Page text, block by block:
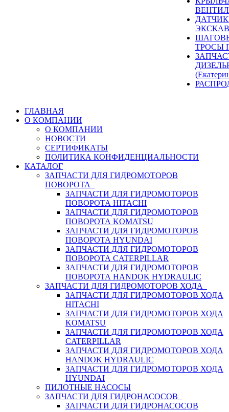
ТРОСЫ
ГЛАВНАЯ
О КОМПАНИИ
О КОМПАНИИ
НОВОСТИ
СЕРТИФИКАТЫ
ПОЛИТИКА КОНФИДЕНЦИАЛЬНОСТИ
КАТАЛОГ
ЗАПЧАСТИ ДЛЯ ГИДРОМОТОРОВ
ПОВОРОТА
ЗАПЧАСТИ ДЛЯ ГИДРОМОТОРОВ
ПОВОРОТА HITACHI
ЗАПЧАСТИ ДЛЯ ГИДРОМОТОРОВ
ПОВОРОТА KOMATSU
ЗАПЧАСТИ ДЛЯ ГИДРОМОТОРОВ
ПОВОРОТА HYUNDAI
ЗАПЧАСТИ ДЛЯ ГИДРОМОТОРОВ
ПОВОРОТА CATERPILLAR
ЗАПЧАСТИ ДЛЯ ГИДРОМОТОРОВ
ПОВОРОТА HANDOK HYDRAULIC
ЗАПЧАСТИ ДЛЯ ГИДРОМОТОРОВ ХОДА
ЗАПЧАСТИ ДЛЯ ГИДРОМОТОРОВ ХОДА
HITACHI
ЗАПЧАСТИ ДЛЯ ГИДРОМОТОРОВ ХОДА
KOMATSU
ЗАПЧАСТИ ДЛЯ ГИДРОМОТОРОВ ХОДА
CATERPILLAR
ЗАПЧАСТИ ДЛЯ ГИДРОМОТОРОВ ХОДА
HANDOK HYDRAULIC
ЗАПЧАСТИ ДЛЯ ГИДРОМОТОРОВ ХОДА
HYUNDAI
ПИЛОТНЫЕ НАСОСЫ
ЗАПЧАСТИ ДЛЯ ГИДРОНАСОСОВ
ЗАПЧАСТИ ДЛЯ ГИДРОНАСОСОВ